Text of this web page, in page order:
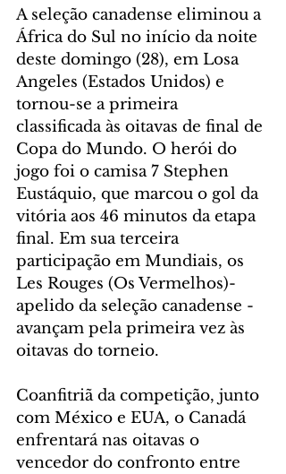
A seleção canadense eliminou a
África do Sul no início da noite
deste domingo (28), em Losa
Angeles (Estados Unidos) e
tornou-se a primeira
classificada às oitavas de final de
Copa do Mundo. O herói do
jogo foi o camisa 7 Stephen
Eustáquio, que marcou o gol da
vitória aos 46 minutos da etapa
final. Em sua terceira
participação em Mundiais, os
Les Rouges (Os Vermelhos)-
apelido da seleção canadense -
avançam pela primeira vez às
oitavas do torneio.
Coanfitriã da competição, junto
com México e EUA, o Canadá
enfrentará nas oitavas o
vencedor do confronto entre